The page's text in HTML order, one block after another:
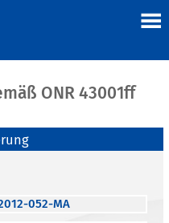
ONR 43001ff
052-MA